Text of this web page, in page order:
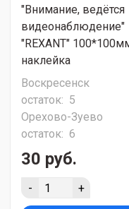
"Внимание, ведётся
видеонаблюдение"
"REXANT"
наклейка
Воскресенск
остаток: 5
Орехово-Зуево
остаток: 6
30 руб.
- +